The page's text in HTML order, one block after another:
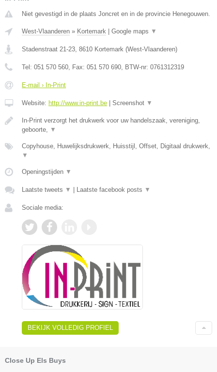
Niet gevestigd in de plaats Joncret en in de provincie Henegouwen.
West-Vlaanderen » Kortemark Google maps ▼
Stadenstraat 21-23, 8610 Kortemark (West-Vlaanderen)
Tel: 051 570 560, Fax: 051 570 690, BTW-nr: 0761312319
E-mail › In-Print
Website: http://www.in-print.be Screenshot ▼
In-Print verzorgt het drukwerk voor uw handelszaak, vereniging,
geboorte, ▼
Copyhouse, Huwelijksdrukwerk, Huisstijl, Offset, Digitaal drukwerk,
▼
Openingstijden ▼
Laatste tweets ▼ Laatste facebook posts ▼
Sociale media:
BEKIJK VOLLEDIG PROFIEL
Close Up Els Buys